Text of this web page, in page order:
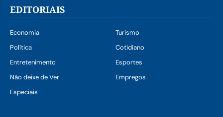
EDITORIAIS
Economia
Turismo
Política
Cotidiano
Entretenimento
Esportes
Não deixe de Ver
Empregos
Especiais